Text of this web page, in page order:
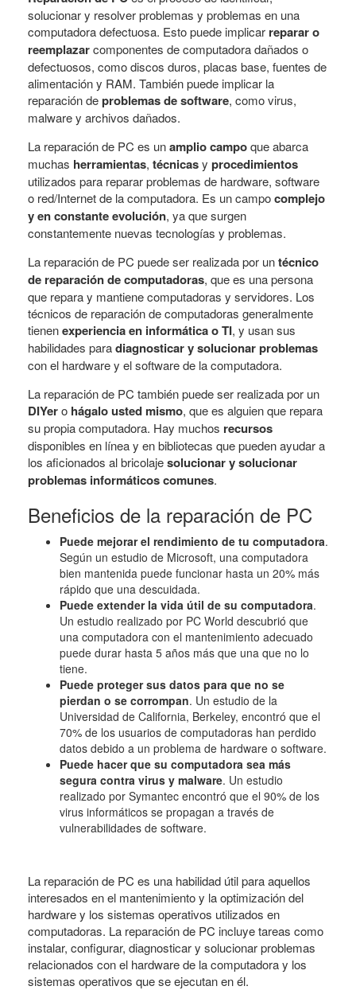
solucionar y resolver problemas y problemas en una
computadora defectuosa. Esto puede implicar reparar o
reemplazarcomponentes de computadora dañados o
defectuosos, como discos duros, placas base, fuentes de
alimentación y RAM. También puede implicar la
reparación deproblemas de software, como virus,
malware y archivos dañados.
La reparación de PC es unamplio campoque abarca
muchas herramientas, técnicasy procedimientos
utilizados para reparar problemas de hardware, software
o red/Internet de la computadora. Es un campocomplejo
y en constante evolución, ya que surgen
constantemente nuevas tecnologías y problemas.
La reparación de PC puede ser realizada por untécnico
de reparación de computadoras, que es una persona
que repara y mantiene computadoras y servidores. Los
técnicos de reparación de computadoras generalmente
tienenexperiencia en informática o TI, y usan sus
habilidades paradiagnosticar y solucionar problemas
con el hardware y el software de la computadora.
La reparación de PC también puede ser realizada por un
DIYero hágalo usted mismo, que es alguien que repara
su propia computadora. Hay muchos recursos
disponibles en línea y en bibliotecas que pueden ayudar a
los aficionados al bricolajesolucionar y solucionar
problemas informáticos comunes.
Beneficios de la reparación de PC
Puede mejorar el rendimiento de tu computadora.
Según un estudio de Microsoft, una computadora
bien mantenida puede funcionar hasta un 20% más
rápido que una descuidada.
Puede extender la vida útil de su computadora.
Un estudio realizado por PC World descubrió que
una computadora con el mantenimiento adecuado
puede durar hasta 5 años más que una que no lo
tiene.
Puede proteger sus datos para que no se
pierdan o se corrompan. Un estudio de la
Universidad de California, Berkeley, encontró que el
70% de los usuarios de computadoras han perdido
datos debido a un problema de hardware o software.
Puede hacer que su computadora sea más
segura contra virus y malware. Un estudio
realizado por Symantec encontró que el 90% de los
virus informáticos se propagan a través de
vulnerabilidades de software.
La reparación de PC es una habilidad útil para aquellos
interesados en el mantenimiento y la optimización del
hardware y los sistemas operativos utilizados en
computadoras. La reparación de PC incluye tareas como
instalar, configurar, diagnosticar y solucionar problemas
relacionados con el hardware de la computadora y los
sistemas operativos que se ejecutan en él.